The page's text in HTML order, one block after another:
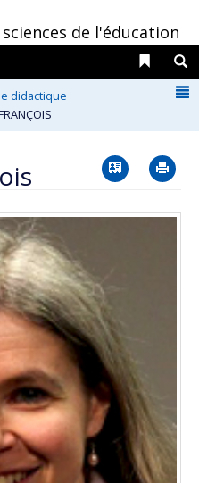
de l'éducation
Liens
didactique
Vcard